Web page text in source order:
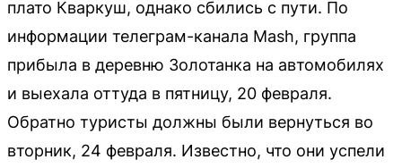
плато Кваркуш, однако сбились с пути. По
информации телеграм-канала Mash, группа
прибыла в деревню Золотанка на автомобилях
и выехала оттуда в пятницу, 20 февраля.
Обратно туристы должны были вернуться во
вторник, 24 февраля. Известно, что они успели